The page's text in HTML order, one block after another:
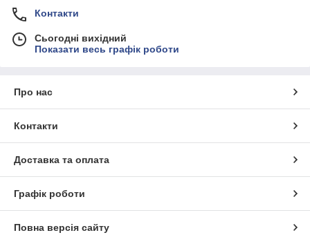
Контакти
Сьогодні вихідний
Показати весь графік роботи
Про нас
Контакти
Доставка та оплата
Графік роботи
Повна версія сайту